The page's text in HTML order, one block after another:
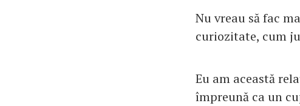
Nu vreau să fac
curiozitate, cum
Eu am această
împreună ca un